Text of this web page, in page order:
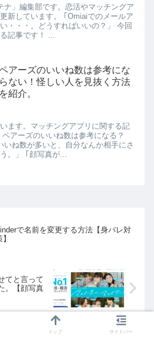
ナ」編集部です。恋活やマッチングア
新しています。 ｢Omiaiでのメールア
・・・。どうすればいいの？」 今回
記事です！ ...
アーズのいいね数は参考にな
らない！怪しい人を見抜く方法
を紹介。
ます。マッチングアプリに関する記
アーズのいいね数は参考になる？
いね数が多いと、自分なんか相手にさ
。」 ｢顔写真が...
で名前を変更する方法【身バレ対
てと言って
。【顔写真
トップ サイドバー